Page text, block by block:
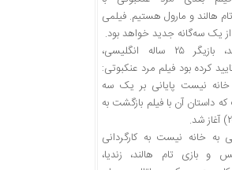
هالند و مارول هستیم. فیلمی
یک سه‌گانه جدید خواهد بود.
تام هالند، بازیگر ۲۵ ساله انگلیسی،
کرده بود فیلم مرد عنکبوتی:
نیست پایانی بر یک سه
داستان آن با فیلم بازگشت به
به خانه نیست به کارگردانی
و بازی تام هالند، زندیا،